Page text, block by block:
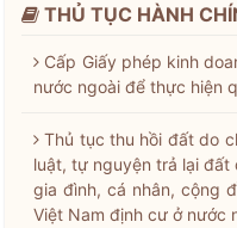
THỦ TỤC HÀNH
Cấp Giấy phép kinh
nước ngoài để thực hiện
Thủ tục thu hồi đất do
luật, tự nguyện trả lại
gia đình, cá nhân, cộng
Việt Nam định cư ở nước